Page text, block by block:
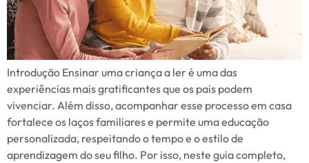
Introdução Ensinar uma criança a ler é uma das
experiências mais gratificantes que os pais podem
vivenciar. Além disso, acompanhar esse processo em casa
fortalece os laços familiares e permite uma educação
personalizada, respeitando o tempo e o estilo de
aprendizagem do seu filho. Por isso, neste guia completo,